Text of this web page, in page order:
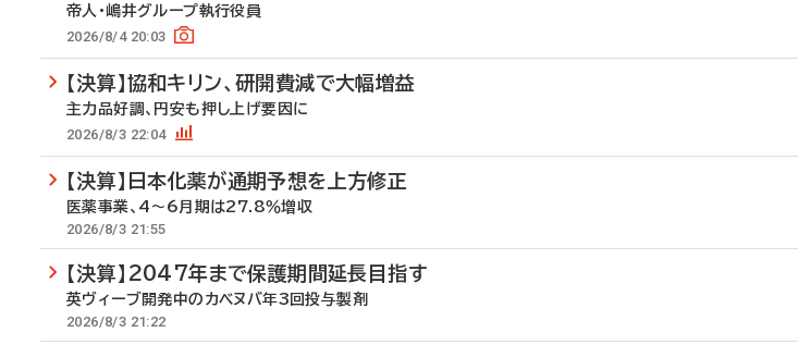
帝人・嶋井グループ執行役員
2026/8/4 20:03
【決算】協和キリン、研開費減で大幅増益
主力品好調、円安も押し上げ要因に
2026/8/3 22:04
【決算】日本化薬が通期予想を上方修正
医薬事業、4～6月期は27.8％増収
2026/8/3 21:55
【決算】2047年まで保護期間延長目指す
英ヴィーブ開発中のカベヌバ年3回投与製剤
2026/8/3 21:22